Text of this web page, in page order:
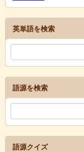
英単語を検索
語源を検索
語源クイズ